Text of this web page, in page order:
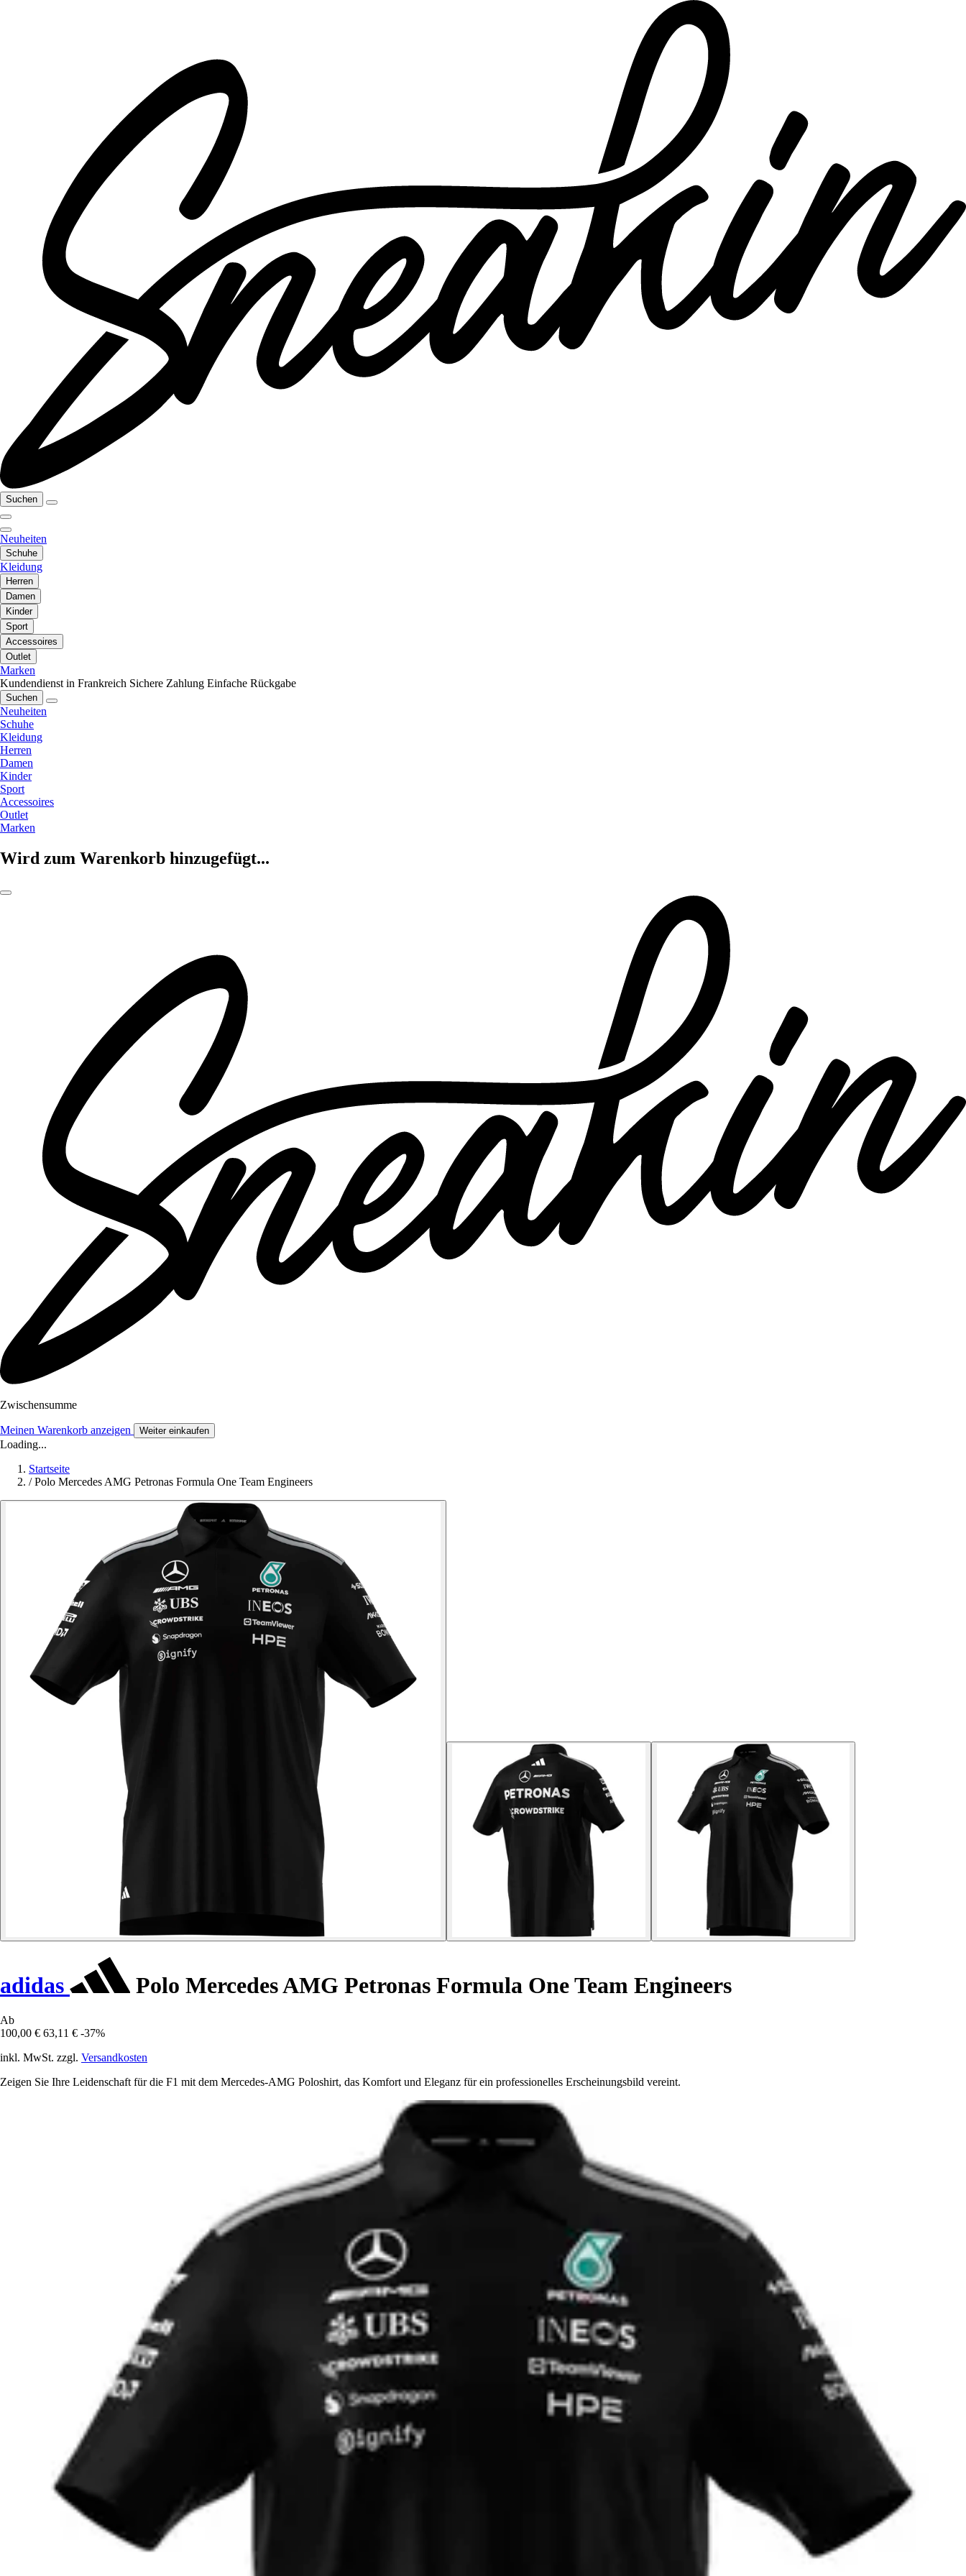
Suchen
Neuheiten
Schuhe
Kleidung
Herren
Damen
Kinder
Sport
Accessoires
Outlet
Marken
Kundendienst in Frankreich Sichere Zahlung Einfache Rückgabe
Suchen
Neuheiten
Schuhe
Kleidung
Herren
Damen
Kinder
Sport
Accessoires
Outlet
Marken
Wird zum Warenkorb hinzugefügt...
Zwischensumme
Meinen Warenkorb anzeigen Weiter einkaufen
Loading...
Startseite
/ Polo Mercedes AMG Petronas Formula One Team Engineers
adidas Polo Mercedes AMG Petronas Formula One Team Engineers
Ab
100,00 € 63,11 € -37%
inkl. MwSt. zzgl. Versandkosten
Zeigen Sie Ihre Leidenschaft für die F1 mit dem Mercedes-AMG Poloshirt, das Komfort und Eleganz für ein professionelles Erscheinungsbild vereint.